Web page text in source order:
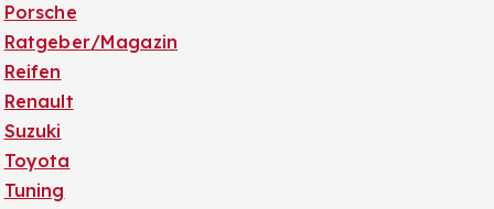
Porsche
Ratgeber/Magazin
Reifen
Renault
Suzuki
Toyota
Tuning